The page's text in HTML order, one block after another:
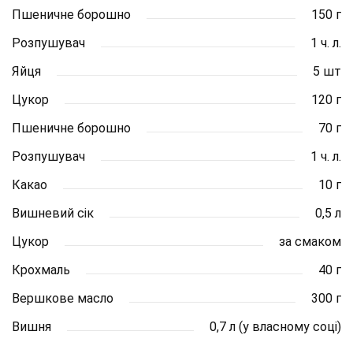
Пшеничне борошно
150 г
Розпушувач
1 ч. л.
Яйця
5 шт
Цукор
120 г
Пшеничне борошно
70 г
Розпушувач
1 ч. л.
Какао
10 г
Вишневий сік
0,5 л
Цукор
за смаком
Крохмаль
40 г
Вершкове масло
300 г
Вишня
0,7 л (у власному соці)